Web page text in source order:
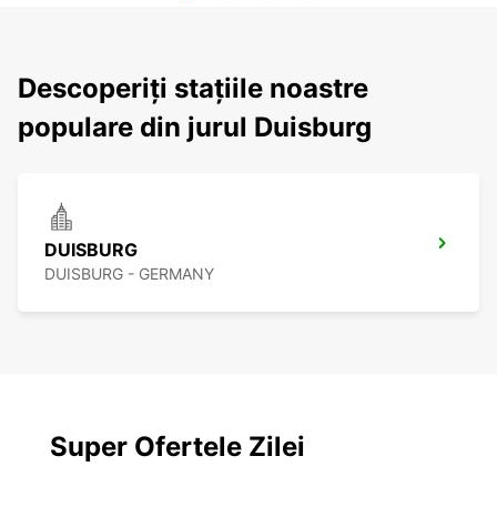
Descoperiți stațiile noastre
populare din jurul Duisburg
DUISBURG
DUISBURG - GERMANY
Super Ofertele Zilei